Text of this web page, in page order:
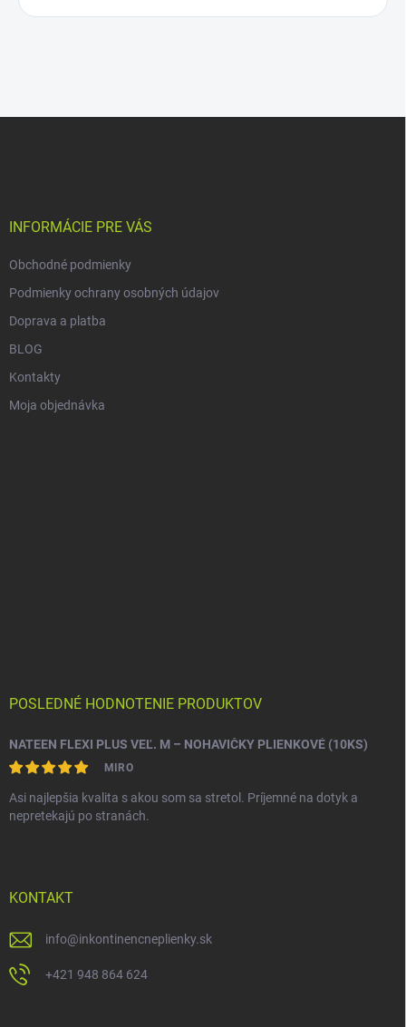
INFORMÁCIE PRE VÁS
Obchodné podmienky
Podmienky ochrany osobných údajov
Doprava a platba
BLOG
Kontakty
Moja objednávka
POSLEDNÉ HODNOTENIE PRODUKTOV
NATEEN FLEXI PLUS VEĽ. M – NOHAVIČKY PLIENKOVÉ (10KS)
MIRO
Asi najlepšia kvalita s akou som sa stretol. Príjemné na dotyk a
nepretekajú po stranách.
KONTAKT
info@inkontinencneplienky.sk
+421 948 864 624